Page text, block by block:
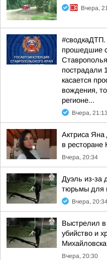
Вчера,
прошедшие
пострадали
касается
вождения,
регионе...
Вчера, 21:13
Актриса Яна
в ресторане
Вчера, 20:34
Дуэль из-за
тюрьмы для
Вчера,
Выстрелил в
убийство и
Вчера, 20:30